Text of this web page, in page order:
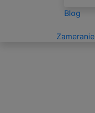
Blog
Zameranie